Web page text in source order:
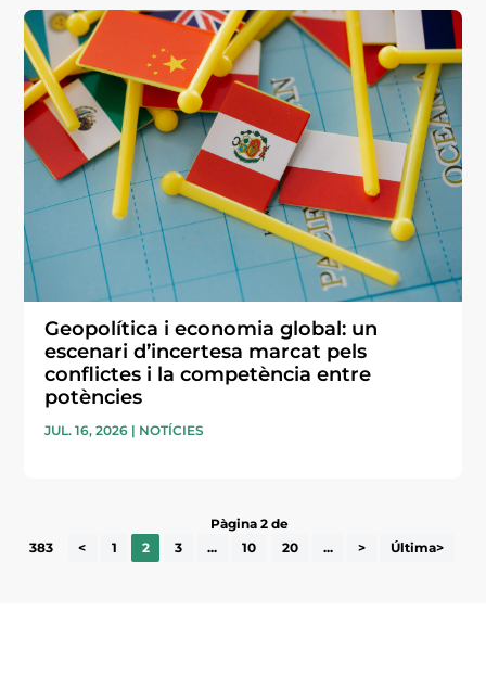
Geopolítica i economia global: un
escenari d’incertesa marcat pels
conflictes i la competència entre
potències
JUL. 16, 2026 | NOTÍCIES
Pàgina 2 de
383
< 1 2 3 ... 10 20 ... > Última>